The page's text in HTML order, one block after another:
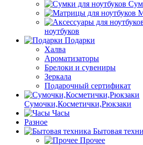
ноутбуков
Подарки
Халва
Ароматизаторы
Брелоки и сувениры
Зеркала
Подарочный сертификат
Сумочки,Косметички,Рюкзаки
Часы
Разное
Бытовая
Прочее